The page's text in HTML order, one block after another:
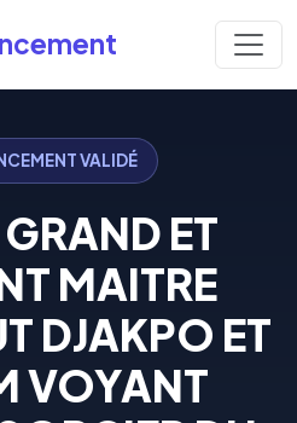
VALIDÉ
ET
MAITRE
DJAKPO ET
VOYANT